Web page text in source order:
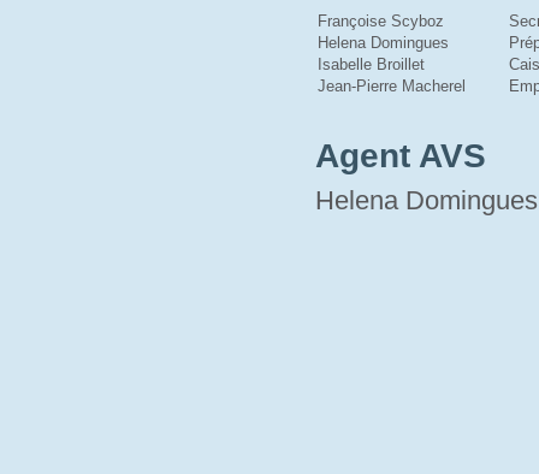
Françoise Scyboz
Helena Domingues
Isabelle Broillet
Jean-Pierre Macherel
Agent AVS
Helena Domingues